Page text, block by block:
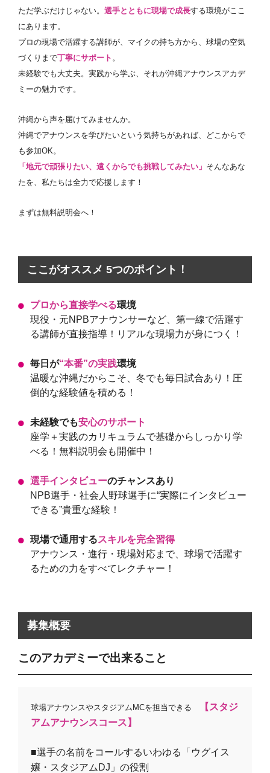
ただ学ぶだけじゃない。選手とともに現場で成長する環境がここ
にあります。
プロの現場で活躍する講師が、マイクの持ち方から、球場の空気
づくりまで丁寧にサポート 。
未経験でも大丈夫。実践から学ぶ、それが沖縄アナウンスアカデ
ミーの魅力です。
沖縄から声を届けてみませんか。
沖縄でアナウンスを学びたいという気持ちがあれば、どこからで
も参加OK。
「地元で頑張りたい、遠くからでも挑戦してみたい」 そんなあな
たを、私たちは全力で応援します！
まずは無料説明会へ！
ここがオススメ 5つのポイント！
プロから直接学べる環境
現役・元NPBアナウンサーなど、第一線で活躍す
る講師が直接指導！リアルな現場力が身につく！
毎日が“本番”の実践環境
温暖な沖縄だからこそ、冬でも毎日試合あり！圧
倒的な経験値を積める！
未経験でも安心のサポート
座学＋実践のカリキュラムで基礎からしっかり学
べる！無料説明会も開催中！
選手インタビューのチャンスあり
NPB選手・社会人野球選手に“実際にインタビュー
できる”貴重な経験！
現場で通用するスキルを完全習得
アナウンス・進行・現場対応まで、球場で活躍す
るための力をすべてレクチャー！
募集概要
このアカデミーで出来ること
球場アナウンスやスタジアムMCを担当できる
【スタジ
アムアナウンスコース】
■選手の名前をコールするいわゆる「ウグイス
嬢・スタジアムDJ」の役割